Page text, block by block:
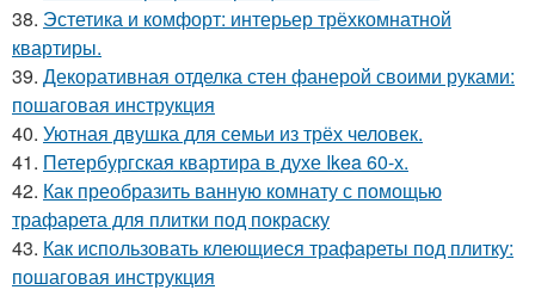
38. Эстетика и комфорт: интерьер трёхкомнатной
квартиры.
39. Декоративная отделка стен фанерой своими руками:
пошаговая инструкция
40. Уютная двушка для семьи из трёх человек.
41. Петербургская квартира в духе Ikea 60-х.
42. Как преобразить ванную комнату с помощью
трафарета для плитки под покраску
43. Как использовать клеющиеся трафареты под плитку:
пошаговая инструкция